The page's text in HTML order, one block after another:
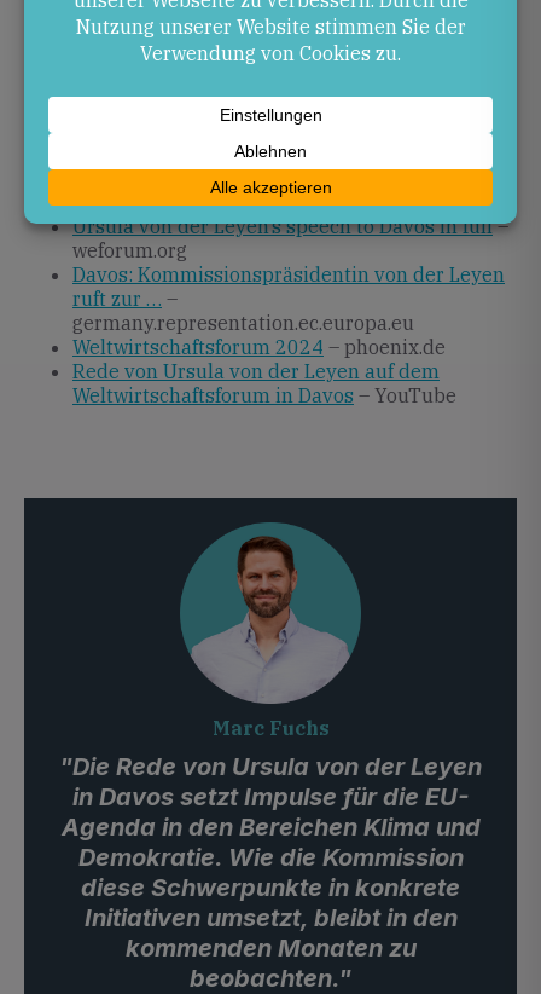
und Demokratie. Wie die Kommission diese
Schwerpunkte in konkrete Initiativen umsetzt, bleibt
in den kommenden Monaten zu beobachten.
Davos 2024: Klimakrise und KI bestimmende
Themen– blog.de.erste-am.com
Ursula von der Leyen’s speech to Davos in full–
weforum.org
Davos: Kommissionspräsidentin von der Leyen
ruft zur … –
germany.representation.ec.europa.eu
Weltwirtschaftsforum 2024 – phoenix.de
Rede von Ursula von der Leyen auf dem
Weltwirtschaftsforum in Davos – YouTube
Marc Fuchs
"Die Rede von Ursula von der Leyen
in Davos setzt Impulse für die EU-
Agenda in den Bereichen Klima und
Demokratie. Wie die Kommission
diese Schwerpunkte in konkrete
Initiativen umsetzt, bleibt in den
kommenden Monaten zu
beobachten."